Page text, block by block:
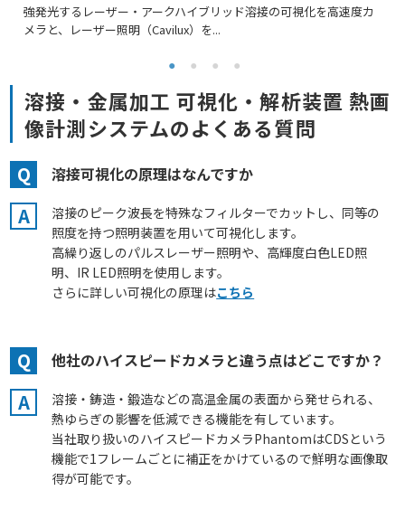
強発光するレーザー・アークハイブリッド溶接の可視化を高速度カ
メラと、レーザー照明（Cavilux）を...
溶接・金属加工 可視化・解析装置 熱画
像計測システムのよくある質問
Q 溶接可視化の原理はなんですか
A
溶接のピーク波長を特殊なフィルターでカットし、同等の
照度を持つ照明装置を用いて可視化します。
高繰り返しのパルスレーザー照明や、高輝度白色LED照
明、IR LED照明を使用します。
さらに詳しい可視化の原理はこちら
Q 他社のハイスピードカメラと違う点はどこですか？
A
溶接・鋳造・鍛造などの高温金属の表面から発せられる、
熱ゆらぎの影響を低減できる機能を有しています。
当社取り扱いのハイスピードカメラPhantomはCDSという
機能で1フレームごとに補正をかけているので鮮明な画像取
得が可能です。